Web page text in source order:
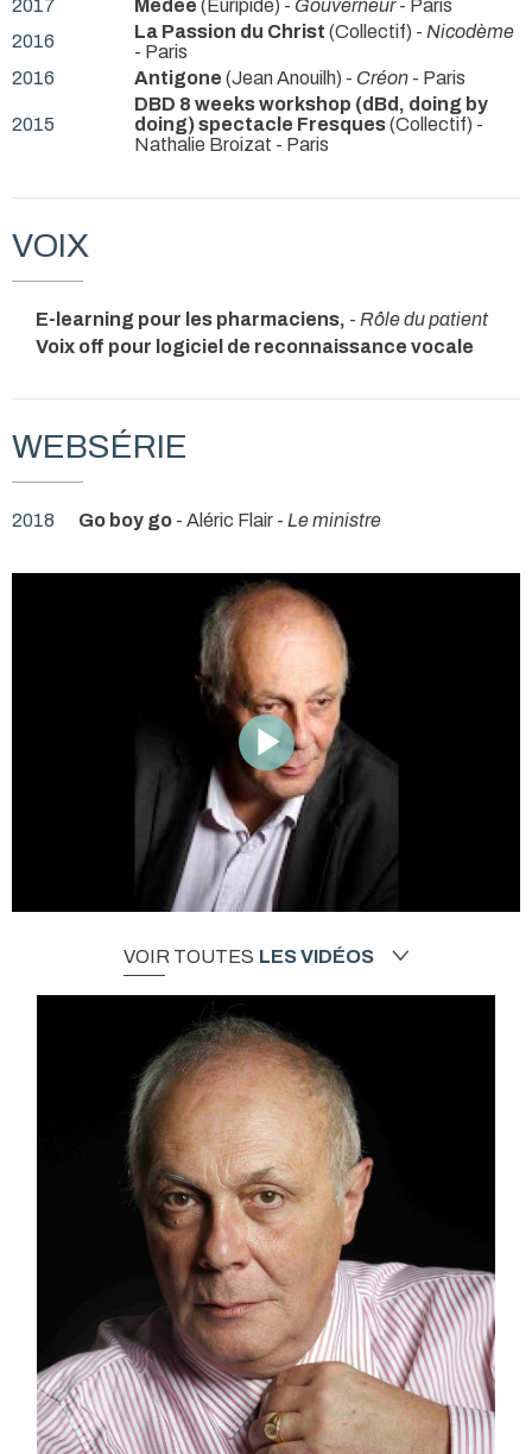
VOIR TOUTES LES VIDÉOS
2017 Médée (Euripide) - Gouverneur- Paris
2016
La Passion du Christ (Collectif) - Nicodème
- Paris
2016
Antigone (Jean Anouilh) - Créon - Paris
2015
DBD 8 weeks workshop (dBd, doing by
doing) spectacle Fresques(Collectif) -
Nathalie Broizat - Paris
VOIX
E-learning pour les pharmaciens, - Rôle du patient
Voix off pour logiciel de reconnaissance vocale
WEBSÉRIE
2018 Go boy go - Aléric Flair - Le ministre